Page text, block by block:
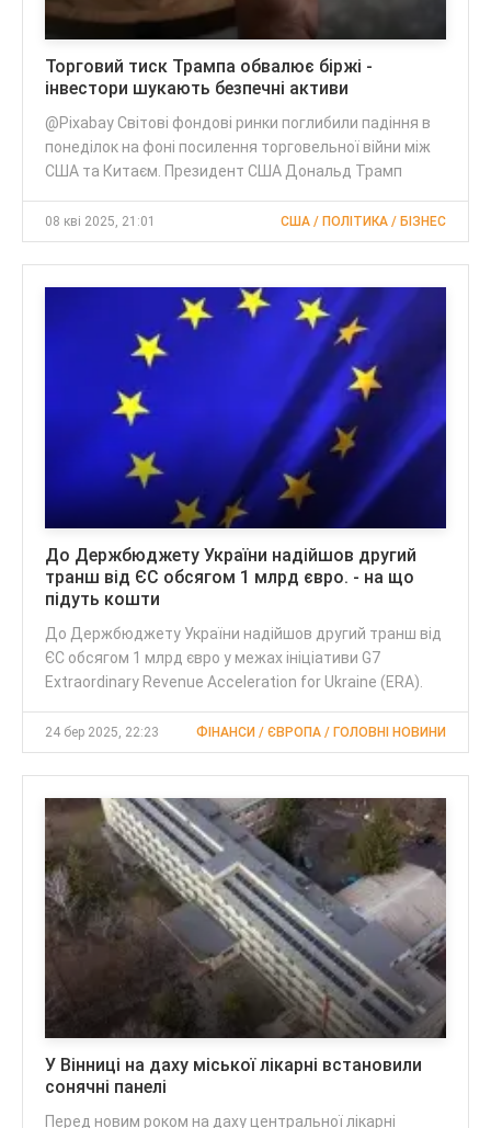
Торговий тиск Трампа обвалює біржі -
інвестори шукають безпечні активи
@Pixabay Світові фондові ринки поглибили падіння в
понеділок на фоні посилення торговельної війни між
США та Китаєм. Президент США Дональд Трамп
08 кві 2025, 21:01 США / ПОЛІТИКА / БІЗНЕС
До Держбюджету України надійшов другий
транш від ЄС обсягом 1 млрд євро. - на що
підуть кошти
До Держбюджету України надійшов другий транш від
ЄС обсягом 1 млрд євро у межах ініціативи G7
Extraordinary Revenue Acceleration for Ukraine (ERA).
24 бер 2025, 22:23 ФІНАНСИ / ЄВРОПА / ГОЛОВНІ НОВИНИ
У Вінниці на даху міської лікарні встановили
сонячні панелі
Перед новим роком на даху центральної лікарні